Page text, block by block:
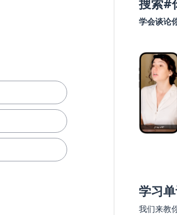
学会谈论
学习
我们来教